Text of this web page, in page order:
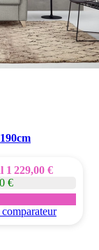
1 229,00 €
€